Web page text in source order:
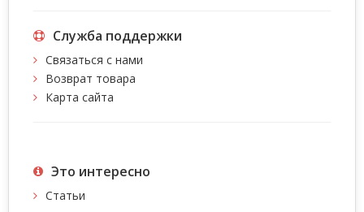
Служба поддержки
Связаться с нами
Возврат товара
Карта сайта
Это интересно
Статьи